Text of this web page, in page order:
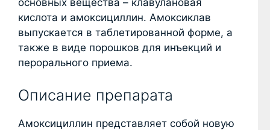
основных вещества – клавулановая
кислота и амоксициллин. Амоксиклав
выпускается в таблетированной форме, а
также в виде порошков для инъекций и
перорального приема.
Описание препарата
Амоксициллин представляет собой новую